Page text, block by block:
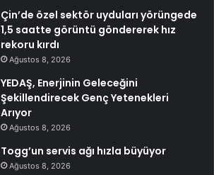
Çin’de özel sektör uyduları yörüngede
1,5 saatte görüntü göndererek hız
rekoru kırdı
Ağustos 8, 2026
YEDAŞ, Enerjinin Geleceğini
Şekillendirecek Genç Yetenekleri
Arıyor
Ağustos 8, 2026
Togg’un servis ağı hızla büyüyor
Ağustos 8, 2026